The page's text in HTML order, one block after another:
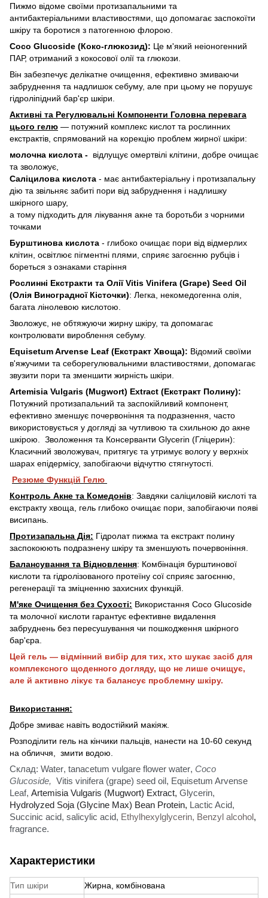
Пижмо відоме своїми протизапальними та
антибактеріальними властивостями, що допомагає заспокоїти
шкіру та боротися з патогенною флорою.
Coco Glucoside (Коко-глюкозид): Це м'який неіоногенний
ПАР, отриманий з кокосової олії та глюкози.
Він забезпечує делікатне очищення, ефективно змиваючи
забруднення та надлишок себуму, але при цьому не порушує
гідроліпідний бар'єр шкіри. ​
Активні та Регулювальні Компоненти ​Головна перевага
цього гелю — потужний комплекс кислот та рослинних
екстрактів, спрямований на корекцію проблем жирної шкіри:
молочна кислота - відлущує омертвілі клітини, добре очищає
та зволожує,
Саліцилова кислота - має антибактеріальну і протизапальну
дію та звільняє забиті пори від забруднення і надлишку
шкірного шару,
а тому підходить для лікування акне та боротьби з чорними
точками
Бурштинова кислота - глибоко очищає пори від відмерлих
клітин, освітлює пігментні плями, сприяє загоєнню рубців і
бореться з ознаками старіння
Рослинні Екстракти та Олії ​Vitis Vinifera (Grape) Seed Oil
(Олія Виноградної Кісточки): Легка, некомедогенна олія,
багата лінолевою кислотою.
Зволожує, не обтяжуючи жирну шкіру, та допомагає
контролювати вироблення себуму. ​
Equisetum Arvense Leaf (Екстракт Хвоща): Відомий своїми
в'яжучими та себорегулювальними властивостями, допомагає
звузити пори та зменшити жирність шкіри. ​
Artemisia Vulgaris (Mugwort) Extract (Екстракт Полинy):
Потужний протизапальний та заспокійливий компонент,
ефективно зменшує почервоніння та подразнення, часто
використовується у догляді за чутливою та схильною до акне
шкірою. ​ Зволоження та Консерванти ​Glycerin (Гліцерин):
Класичний зволожувач, притягує та утримує вологу у верхніх
шарах епідермісу, запобігаючи відчуттю стягнутості.
Резюме Функцій Гелю ​
Контроль Акне та Комедонів: Завдяки саліциловій кислоті та
екстракту хвоща, гель глибоко очищає пори, запобігаючи появі
висипань.
​Протизапальна Дія: Гідролат пижма та екстракт полину
заспокоюють подразнену шкіру та зменшують почервоніння. ​
Балансування та Відновлення: Комбінація бурштинової
кислоти та гідролізованого протеїну сої сприяє загоєнню,
регенерації та зміцненню захисних функцій. ​
М'яке Очищення без Сухості: Використання Coco Glucoside
та молочної кислоти гарантує ефективне видалення
забруднень без пересушування чи пошкодження шкірного
бар'єра. ​
Цей гель — відмінний вибір для тих, хто шукає засіб для
комплексного щоденного догляду, що не лише очищує,
але й активно лікує та балансує проблемну шкіру.
Використання:
Добре змиває навіть водостійкий макіяж.
Розподілити гель на кінчики пальців, нанести на 10-60 секунд
на обличчя, змити водою.
Склад: Water, tanacetum vulgare flower water, Coco
Glucoside, Vitis vinifera (grape) seed oil, Equisetum Arvense
Leaf, Artemisia Vulgaris (Mugwort) Extract, Glycerin,
Hydrolyzed Soja (Glycine Max) Bean Protein, Lactic Acid,
Succinic acid, salicylic acid, Ethylhexylglycerin, Benzyl alcohol,
fragrance.
Характеристики
Тип шкіри
Жирна, комбінована